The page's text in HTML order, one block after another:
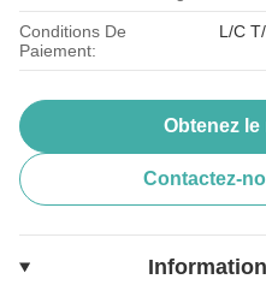
Conditions De
Paiement:
L/C
Obtenez
Contactez-